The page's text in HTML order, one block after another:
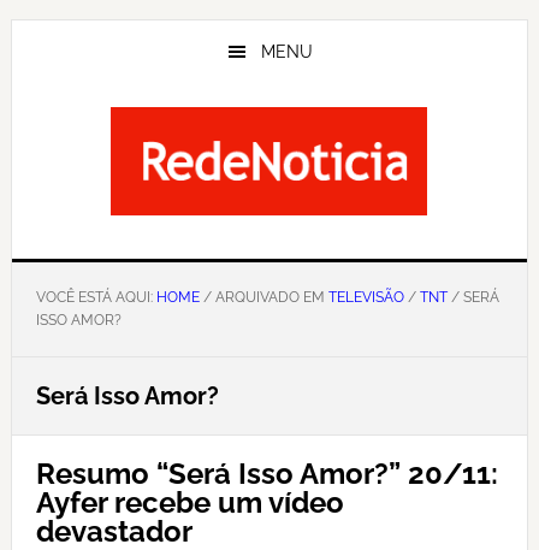
Skip
MENU
VOCÊ ESTÁ AQUI: HOME/ ARQUIVADO EM TELEVISÃO/ TNT/ SERÁ
ISSO AMOR?
Será Isso Amor?
Resumo “Será Isso Amor?” 20/11:
Ayfer recebe um vídeo
devastador